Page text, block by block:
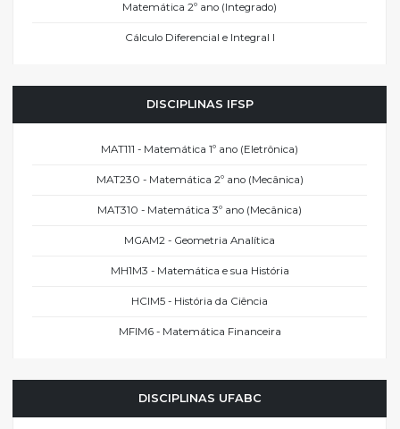
Matemática 2º ano (Integrado)
Cálculo Diferencial e Integral I
DISCIPLINAS IFSP
MAT111 - Matemática 1º ano (Eletrônica)
MAT230 - Matemática 2º ano (Mecânica)
MAT310 - Matemática 3º ano (Mecânica)
MGAM2 - Geometria Analítica
MH1M3 - Matemática e sua História
HCIM5 - História da Ciência
MFIM6 - Matemática Financeira
DISCIPLINAS UFABC